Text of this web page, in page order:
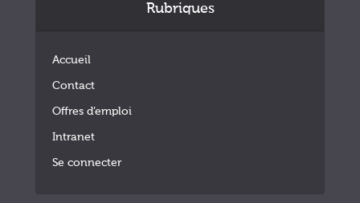
Rubriques
Accueil
Contact
Offres d’emploi
Intranet
Se connecter